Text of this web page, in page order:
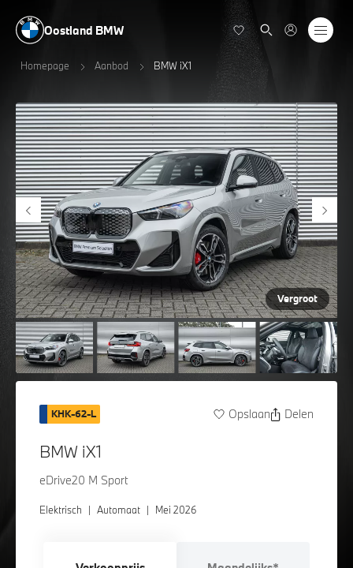
Oostland BMW
Homepage Aanbod BMW iX1
Vergroot
KHK-62-L Opslaan Delen
BMW iX1
eDrive20 M Sport
Elektrisch | Automaat | Mei 2026